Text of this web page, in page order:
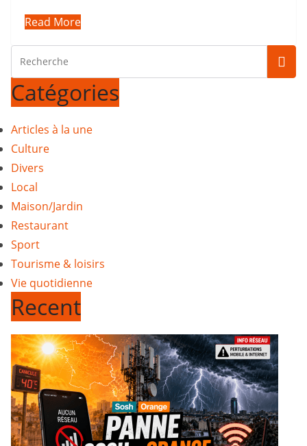
Read More
Catégories
Articles à la une
Culture
Divers
Local
Maison/Jardin
Restaurant
Sport
Tourisme & loisirs
Vie quotidienne
Recent